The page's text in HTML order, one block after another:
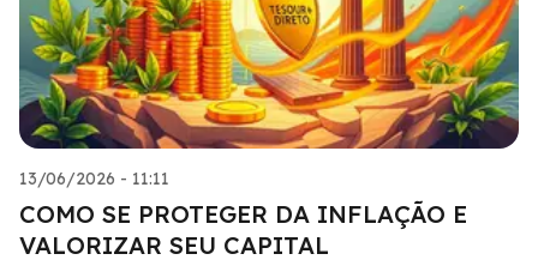
13/06/2026 - 11:11
COMO SE PROTEGER DA INFLAÇÃO E
VALORIZAR SEU CAPITAL